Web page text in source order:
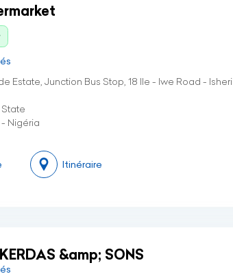
Estate, Junction Bus Stop, 18 Ile - Iwe Road - Isheri
Nigéria
Itinéraire
&amp; SONS